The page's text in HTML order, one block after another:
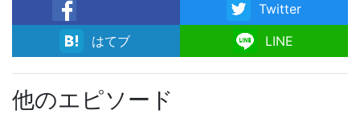
facebook
Twitter
はてブ
LINE
他のエピソード